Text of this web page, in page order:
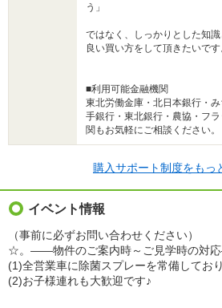
う」
ではなく、しっかりとした知
良い買い方をして頂きたいです
■利用可能金融機関
東北労働金庫・北日本銀行・
手銀行・東北銀行・農協・フ
関もお気軽にご相談ください。
購入サポート制度をもっ
イベント情報
（事前に必ずお問い合わせください）
☆。――物件のご案内時～ご見学時の対
(1)全営業車に除菌スプレーを常備しており
(2)お子様連れも大歓迎です♪